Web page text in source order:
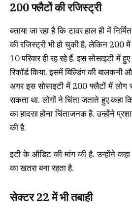
200 फ्लैटों की रजिस्ट्री
बताया जा रहा है कि टावर हाल ही में
की रजिस्ट्री भी हो चुकी है, लेकिन 200
10 परिवार ही रह रहे हैं. इस सोसाइटी में
रिकॉर्ड किया. इसमें बिल्डिंग की
अगर इस सोसाइटी में 200 फ्लैटों में लोग
सकता था. लोगों ने चिंता जताते हुए कहा
का हादसा होना चिंताजनक है. उन्होंने
की है.
इटी के ऑडिट की मांग की है. उन्होंने कहा
का खतरा बना रहता है.
सेक्टर 22 में भी तबाही